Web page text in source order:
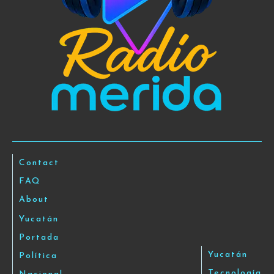
Yucatán
Portada
Política
Yucatán
Contact
FAQ
About